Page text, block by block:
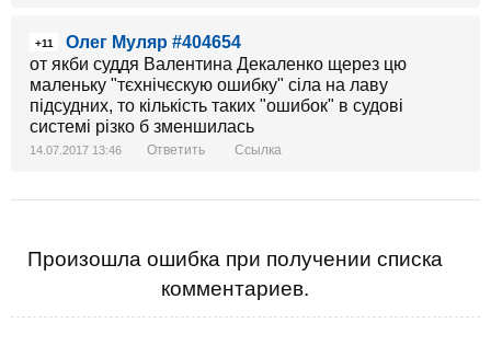
+11
Олег Муляр #404654
от якби суддя Валентина Декаленко щерез цю
маленьку "тєхнічєскую ошибку" сіла на лаву
підсудних, то кількість таких "ошибок" в судові
системі різко б зменшилась
14.07.2017 13:46 Ответить Ссылка
Произошла ошибка при получении списка
комментариев.